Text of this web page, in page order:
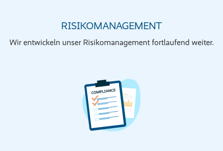
RISIKOMANAGEMENT
Wir entwickeln unser Risikomanagement fortlaufend weiter.